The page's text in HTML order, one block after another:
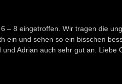
– 8 eingetroffen. Wir tragen die
ein und sehen so ein bisschen
Adrian auch sehr gut an. Liebe